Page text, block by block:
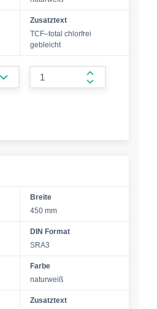
Zusatztext
TCF–total chlorfrei
gebleicht
form.increase-
Breite
450 mm
DIN Format
SRA3
Farbe
naturweiß
Zusatztext